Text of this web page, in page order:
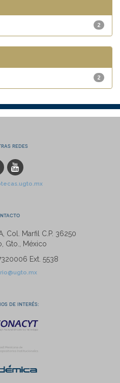
2
2
redes
Col. Marfil C.P. 36250
Gto., México
Ext. 5538
de interés: